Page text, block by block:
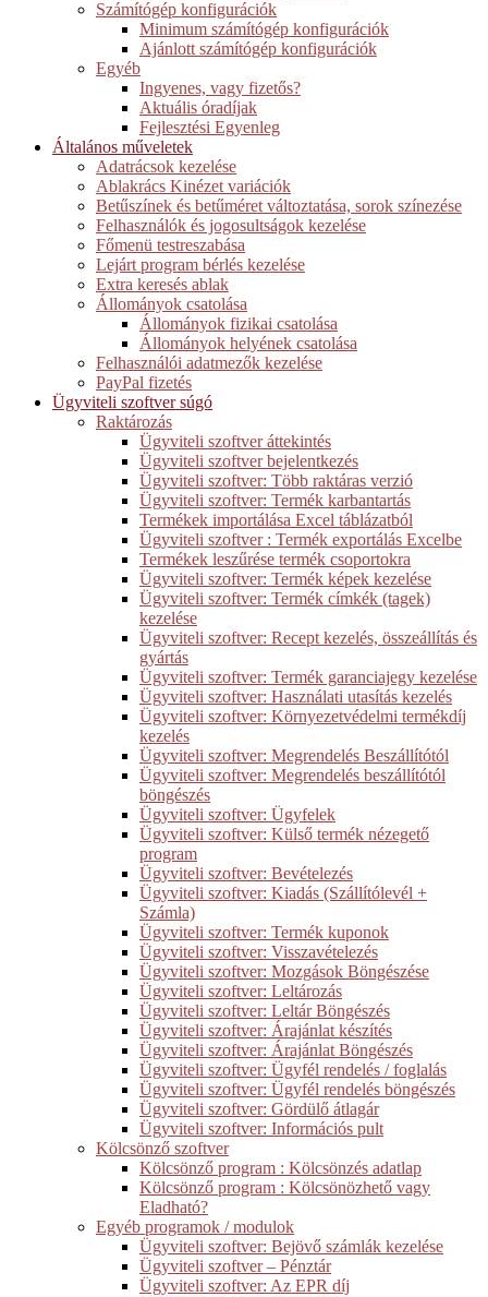
Számítógép konfigurációk
Minimum számítógép konfigurációk
Ajánlott számítógép konfigurációk
Egyéb
Ingyenes, vagy fizetős?
Aktuális óradíjak
Fejlesztési Egyenleg
Általános műveletek
Adatrácsok kezelése
Ablakrács Kinézet variációk
Betűszínek és betűméret változtatása, sorok színezése
Felhasználók és jogosultságok kezelése
Főmenü testreszabása
Lejárt program bérlés kezelése
Extra keresés ablak
Állományok csatolása
Állományok fizikai csatolása
Állományok helyének csatolása
Felhasználói adatmezők kezelése
PayPal fizetés
Ügyviteli szoftver súgó
Raktározás
Ügyviteli szoftver áttekintés
Ügyviteli szoftver bejelentkezés
Ügyviteli szoftver: Több raktáras verzió
Ügyviteli szoftver: Termék karbantartás
Termékek importálása Excel táblázatból
Ügyviteli szoftver : Termék exportálás Excelbe
Termékek leszűrése termék csoportokra
Ügyviteli szoftver: Termék képek kezelése
Ügyviteli szoftver: Termék címkék (tagek)
kezelése
Ügyviteli szoftver: Recept kezelés, összeállítás és
gyártás
Ügyviteli szoftver: Termék garanciajegy kezelése
Ügyviteli szoftver: Használati utasítás kezelés
Ügyviteli szoftver: Környezetvédelmi termékdíj
kezelés
Ügyviteli szoftver: Megrendelés Beszállítótól
Ügyviteli szoftver: Megrendelés beszállítótól
böngészés
Ügyviteli szoftver: Ügyfelek
Ügyviteli szoftver: Külső termék nézegető
program
Ügyviteli szoftver: Bevételezés
Ügyviteli szoftver: Kiadás (Szállítólevél +
Számla)
Ügyviteli szoftver: Termék kuponok
Ügyviteli szoftver: Visszavételezés
Ügyviteli szoftver: Mozgások Böngészése
Ügyviteli szoftver: Leltározás
Ügyviteli szoftver: Leltár Böngészés
Ügyviteli szoftver: Árajánlat készítés
Ügyviteli szoftver: Árajánlat Böngészés
Ügyviteli szoftver: Ügyfél rendelés / foglalás
Ügyviteli szoftver: Ügyfél rendelés böngészés
Ügyviteli szoftver: Gördülő átlagár
Ügyviteli szoftver: Információs pult
Kölcsönző szoftver
Kölcsönző program : Kölcsönzés adatlap
Kölcsönző program : Kölcsönözhető vagy
Eladható?
Egyéb programok / modulok
Ügyviteli szoftver: Bejövő számlák kezelése
Ügyviteli szoftver – Pénztár
Ügyviteli szoftver: Az EPR díj